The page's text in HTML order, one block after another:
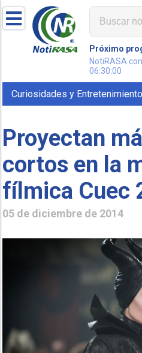
Próximo
NotiRASA
06:30:00
Curiosidades y Entretenimiento
Proyectan
cortos en la
fílmica Cuec
05 de diciembre de 2014